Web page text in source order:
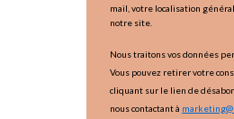
mail, votre localisation
notre site.
Nous traitons vos données
Vous pouvez retirer votre
cliquant sur le lien de
nous contactant à